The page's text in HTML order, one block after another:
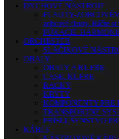
DYCHOVÉ NÁSTROJE
FLAUTY-ZOBCOVÉ
zobcové flauty. Ráčte
FÚKACIE
ORCHESTER
SLÁČIKOVÉ
OBALY
OBALY A KUFRE
CASE, KUFRE
RACKY
KRYTY
KOMPONENTY PRE
TRANSPORTNÉ
PRÍSLUŠENSTVO
KÁBLE